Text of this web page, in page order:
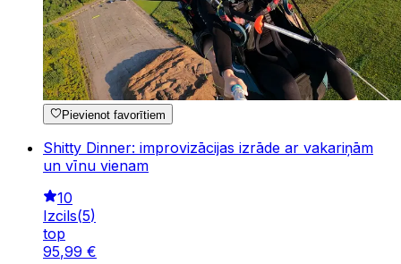
Pievienot favorītiem
Shitty Dinner: improvizācijas izrāde ar vakariņām
un vīnu vienam
10
Izcils(5)
top
95,99 €